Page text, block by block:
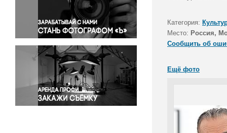
Правосудие
Происшествия и конфликты
Религия
Светская жизнь
Спорт
Экология
Экономика и бизнес
Категория:
Место: Россия,
Сообщить об
Ещё фото